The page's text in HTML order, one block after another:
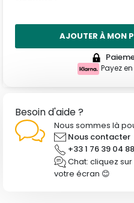
AJOUTER À MON
Payez
Besoin d'aide ?
Nous sommes là
Nous contacter
+33 1 76 39 04 88
Chat: cliquez
votre écran 😊